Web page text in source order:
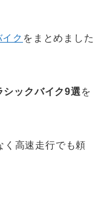
ク をまとめました
ックバイク9選 を
く高速走行でも頼